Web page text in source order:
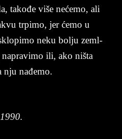
takođe više nećemo, ali
tr­pi­mo, jer ćemo u
neku bol­ju ze­ml­
ili, ako ništa
nju nađemo.